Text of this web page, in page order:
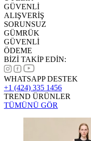
GÜVENLİ
ALIŞVERİŞ
SORUNSUZ
GÜMRÜK
GÜVENLİ
ÖDEME
BİZİ TAKİP EDİN:
WHATSAPP DESTEK
+1 (424) 335 1456
TREND ÜRÜNLER
TÜMÜNÜ GÖR